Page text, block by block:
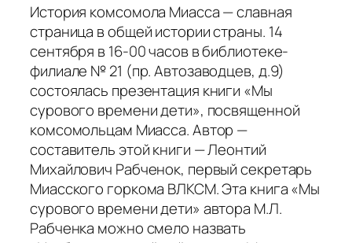
История комсомола Миасса — славная
страница в общей истории страны. 14
сентября в 16-00 часов в библиотеке-
филиале № 21 (пр. Автозаводцев, д.9)
состоялась презентация книги «Мы
сурового времени дети», посвященной
комсомольцам Миасса. Автор —
составитель этой книги — Леонтий
Михайлович Рабченок, первый секретарь
Миасского горкома ВЛКСМ. Эта книга «Мы
сурового времени дети» автора М.Л.
Рабченка можно смело назвать